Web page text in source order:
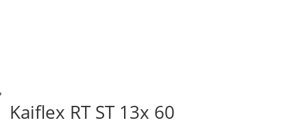
Kaiflex RT ST 13x 60